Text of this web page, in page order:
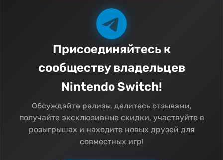
Присоединяйтесь к
сообществу владельцев
Nintendo Switch!
Обсуждайте релизы, делитесь отзывами,
получайте эксклюзивные скидки, участвуйте в
розыгрышах и находите новых друзей для
совместных игр!